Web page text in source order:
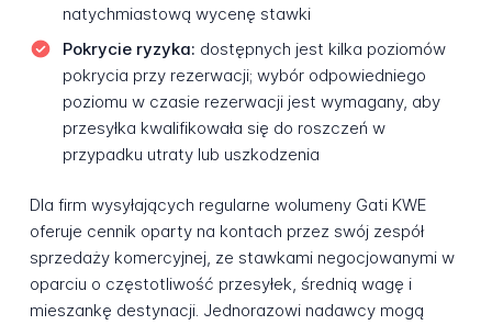
natychmiastową wycenę stawki
Pokrycie ryzyka: dostępnych jest kilka poziomów
pokrycia przy rezerwacji; wybór odpowiedniego
poziomu w czasie rezerwacji jest wymagany, aby
przesyłka kwalifikowała się do roszczeń w
przypadku utraty lub uszkodzenia
Dla firm wysyłających regularne wolumeny Gati KWE
oferuje cennik oparty na kontach przez swój zespół
sprzedaży komercyjnej, ze stawkami negocjowanymi w
oparciu o częstotliwość przesyłek, średnią wagę i
mieszankę destynacji. Jednorazowi nadawcy mogą